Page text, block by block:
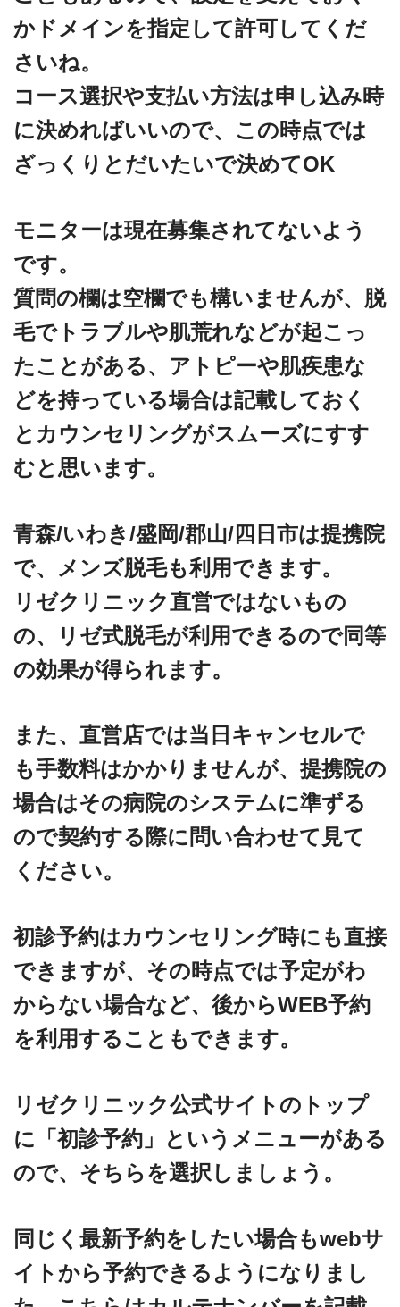
かドメインを指定して許可してくだ
さいね。
コース選択や支払い方法は申し込み時
に決めればいいので、この時点では
ざっくりとだいたいで決めてOK
モニターは現在募集されてないよう
です。
質問の欄は空欄でも構いませんが、脱
毛でトラブルや肌荒れなどが起こっ
たことがある、アトピーや肌疾患な
どを持っている場合は記載しておく
とカウンセリングがスムーズにすす
むと思います。
青森/いわき/盛岡/郡山/四日市は提携院
で、メンズ脱毛も利用できます。
リゼクリニック直営ではないもの
の、リゼ式脱毛が利用できるので同等
の効果が得られます。
また、直営店では当日キャンセルで
も手数料はかかりませんが、提携院の
場合はその病院のシステムに準ずる
ので契約する際に問い合わせて見て
ください。
初診予約はカウンセリング時にも直接
できますが、その時点では予定がわ
からない場合など、後からWEB予約
を利用することもできます。
リゼクリニック公式サイトのトップ
に「初診予約」というメニューがある
ので、そちらを選択しましょう。
同じく最新予約をしたい場合もwebサ
イトから予約できるようになりまし